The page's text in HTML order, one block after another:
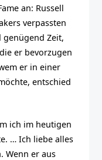
an: Russell
verpassten
genügend Zeit,
er bevorzugen
er in einer
entschied
ich im heutigen
… Ich liebe alles
Wenn er aus